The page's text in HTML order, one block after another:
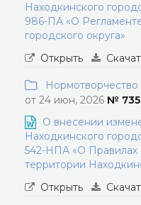
Находкинского
986-ПА «О
городского округа»
Открыть
Нормотворчество
от 24 июн, 2026 №
О внесении
Находкинского
542-НПА «О Правилах
территории
Открыть